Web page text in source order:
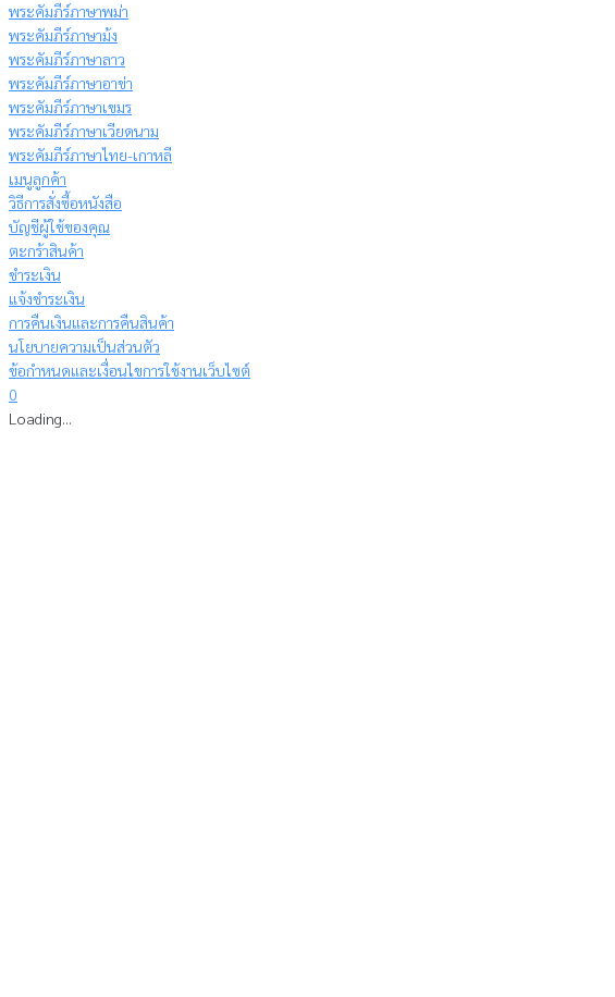
พระคัมภีร์ภาษาพม่า
พระคัมภีร์ภาษาม้ง
พระคัมภีร์ภาษาลาว
พระคัมภีร์ภาษาอาข่า
พระคัมภีร์ภาษาเขมร
พระคัมภีร์ภาษาเวียดนาม
พระคัมภีร์ภาษาไทย-เกาหลี
เมนูลูกค้า
วิธีการสั่งซื้อหนังสือ
บัญชีผู้ใช้ของคุณ
ตะกร้าสินค้า
ชำระเงิน
แจ้งชำระเงิน
การคืนเงินและการคืนสินค้า
นโยบายความเป็นส่วนตัว
ข้อกำหนดและเงื่อนไขการใช้งานเว็บไซต์
0
Loading...